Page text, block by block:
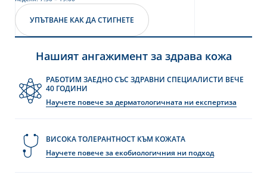
NEWSLETTER
УПЪТВАНЕ КАК ДА СТИГНЕТЕ
Нашият ангажимент за здрава кожа
РАБОТИМ ЗАЕДНО СЪС ЗДРАВНИ СПЕЦИАЛИСТИ ВЕЧЕ
40 ГОДИНИ
Научете повече за дерматологичната ни експертиза
ВИСОКА ТОЛЕРАНТНОСТ КЪМ КОЖАТА
Научете повече за екобиологичния ни подход